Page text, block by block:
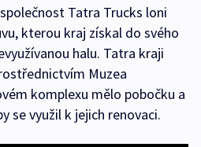
Tatra Trucks loni
kterou kraj získal do svého
halu. Tatra kraji
Muzea
komplexu mělo pobočku a
se využil k jejich renovaci.